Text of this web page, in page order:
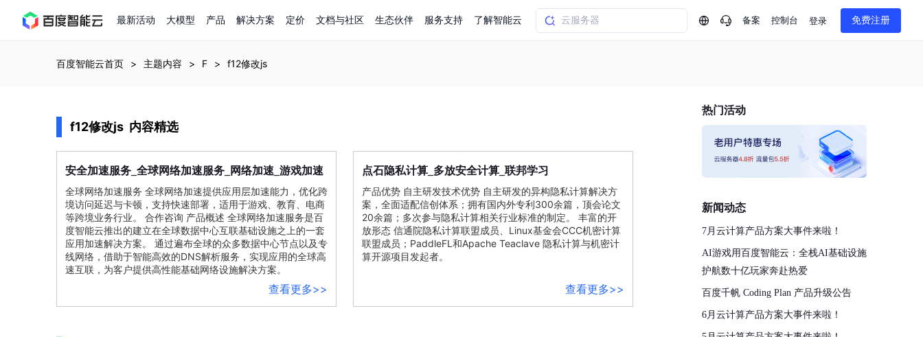
最新活动 大模型 产品 解决方案 定价 文档与社区 生态伙伴 服务支持 了解智能云
Dumate
云服务器BCC
千帆大模型平台
备案 控制台 登录 免费注册
查看全部活动
企业实名认证专属权益
云服务器39元/年起，领万元券包
查看详情
精选活动
云服务器品类特惠
云服务器2核4G低至39元/年
免费试用体验馆
注册并完成实名认证，立即体验热门产品
人工智能热销榜
新购1元，AI能力引擎量包低至75折
工信部教考中心大模型证书6折
新客限时体验
企业数字员工9.9元
企业专享权益
权益礼包至高可减6000元
云推广大使限时招募中
推荐新客下单返利 最高8万元
免费大模型课程
入门到进阶，大模型系列课程一站观看
域名注册服务
.COM域名注册29元起
智能商标注册
首购275元，多买多省
建站特惠
企业首购限时0.99元起
进入千帆大模型平台
百度千帆
提供一站式、开箱即用的AI服务
文心大模型
ERNIE 5.1
搜索能力登顶国内，预训练成本仅为业界6%
DeepSeek-V4
ERNIE 4.5 Turbo
多模态基础大模型，去幻觉、逻辑推理和代码能力明显增强
ERNIE X1 Turbo
具备更长的思维链，更强的深度思考能力
PP-StructureV3
高效文档解析模型，复杂结构和多栏布局文档处理优势显著
基于Cross-Attention跨模态语音大模型，体验超拟人对话
DeepSeek V3.2 Think
文本生成模型，长文本训练和推理效率的大幅提升
文本生成模型，支持 1M 上下文，长程任务执行更稳定、工程规范遵循更可靠
百度智能云全部产品
智能应用
语音技术
文字识别
人脸与人体 语言与知识
DuClaw
一键部署DuClaw，零门槛部署7x24小时个人超级助手
云服务器 BCC
安全稳定，提供高弹性的云计算服务
百度网盘企业版
GPU云服务器
端到端语音语言大模型
基于跨模态大模型，体验超拟人对话
大模型语音合成
大模型升级语音合成，音色更自然
大模型文档解析
模型与应用
百度千帆·大模型服务及Agent开发平台
百度胜算·数据智能平台
基于业务本体驱动的企业数据智能平台
全球领先的可商用自我演化超级智能体
全部解决方案
行业解决方案
通用解决方案
解决方案实践 10分钟快速部署OpenClaw
快速搭建与AI Workflow 编排平台
搭建私有知识库与AI助手
搭建官网在线客服与线索转化入口
客悦智能客服
百度百舸AI算力管理
智慧政务
政务智能体的百度搜索解决方案
智慧水务智能体解决方案
了解定价
价格计算器
自由搭配产品组合，轻松预估成本
文档与社区
数字员工-营销内容创作
数字员工-组件开放平台
SDK中心
API平台
示例代码中心
新手入门
千帆杯AI参赛作品
了解合作伙伴体系
关于合作伙伴
查询合作伙伴
优秀伙伴展示
精品案例展示
AI原生应用商店
解决方案销售伙伴
技术合作伙伴
服务伙伴
云市场
合作伙伴课程中心
合作伙伴人才认证
飞桨企业赋能
线上产品实操课程
线下培育
人才认证
百度智能云大模型系列课程
百度智能云千帆AI原生应用商店
近千款AI应用，解锁多元体验
进入服务与支持
基础服务
自助工具
提供常见使用问题快速解决通道
提供常见使用问题快速解决通道
7 × 24 小时在线提供服务
大模型专家服务
提供常见使用问题快速解决通道
云专家服务
一对一定制化支持服务
企业支持计划
复杂业务专属支持
培训认证
学练考认一站式平台
课程学习
全场景课程体系
我要建议
我要投诉
产品及服务官方投诉渠道
信息公告
公告通知
大模型专家服务
云智一体3.0
市场活动
2026 百度AI开发者大会
开启「万物一体」新纪元
文心 Moment 大会
文心大模型 5.0 正式版上线
智能中国 | 数字化转型进行时
联合央视聚焦企业数字化转型
智能中国 | 标杆案例
云智一体赋能千行百业
行业白皮书
权威、全面的行业报告解读
分析师报告
权威机构云市场趋势解读
最新资讯
公告通知
最新公告通知及时了解
热门AI能力
百度智能云首页 主题内容 F f12修改js
f12修改js 内容精选
安全加速服务_全球网络加速服务_网络加速 _游戏加速
全球网络加速服务 全球网络加速提供应用层加速能力，优化跨
境访问延迟与卡顿，支持快速部署，适用于游戏、教育、电商
等跨境业务行业。 合作咨询 产品概述 全球网络加速服务是百
度智能云推出的建立在全球数据中心互联基础设施之上的一套
应用加速解决方案。 通过遍布全球的众多数据中心节点以及专
线网络，借助于智能高效的DNS解析服务，实现应用的全球高
速互联，为客户提供高性能基础网络设施解决方案。
查看更多>>
点石隐私计算 _多放安全计算 _联邦学习
产品优势 自主研发技术优势 自主研发的异构隐私计算解决方
案，全面适配信创体系；拥有国内外专利300余篇，顶会论文
20余篇；多次参与隐私计算相关行业标准的制定。 丰富的开
放形态 信通院隐私计算联盟成员、Linux基金会CCC机密计算
联盟成员；PaddleFL和Apache Teaclave 隐私计算与机密计
算开源项目发起者。
查看更多>>
热门活动
新闻动态
7月云计算产品方案大事件来啦！
AI游戏用百度智能云：全栈AI基础设施
护航数十亿玩家奔赴热爱
百度千帆 Coding Plan 产品升级公告
6月云计算产品方案大事件来啦！